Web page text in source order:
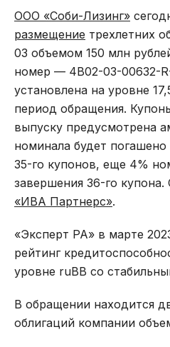
ООО «Соби-Лизинг»
размещение трехлетних
03 объемом 150 млн
номер — 4B02-03-00632-
установлена на уровне
период обращения.
выпуску предусмотрена
номинала будет
35-го купонов, еще 4%
завершения 36-го
«ИВА Партнерс».
«Эксперт РА» в марте
рейтинг
уровне ruBВ со
В обращении находится
облигаций компании